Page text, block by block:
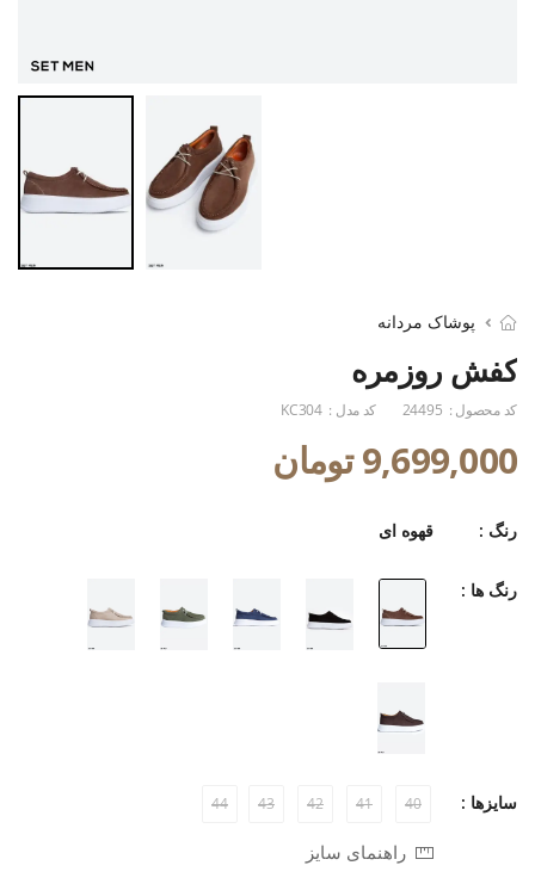
پوشاک مردانه
کفش روزمره
کد محصول : 24495 کد مدل : KC304
9,699,000 تومان
رنگ : قهوه ای
رنگ ها :
سایزها : 40
41
42
43
44
راهنمای سایز